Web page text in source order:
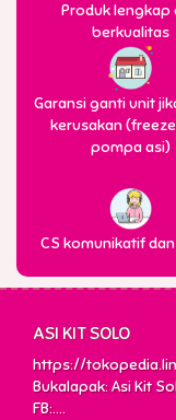
Produk lengkap
berkualitas
Garansi ganti unit
kerusakan
pompa asi)
CS komunikatif
ASI KIT SOLO
https://
Bukalapak: Asi Kit
FB:....